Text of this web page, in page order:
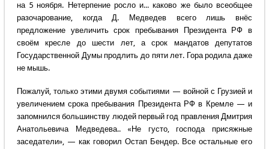
на 5 ноября. Нетерпение росло и... каково же было всеобщее
разочарование, когда Д. Медведев всего лишь внёс
предложение увеличить срок пребывания Президента РФ в
своём кресле до шести лет, а срок мандатов депутатов
Государственной Думы продлить до пяти лет. Гора родила даже
не мышь.
Пожалуй, только этими двумя событиями — войной с Грузией и
увеличением срока пребывания Президента РФ в Кремле — и
запомнился большинству людей первый год правления Дмитрия
Анатольевича Медведева.. «Не густо, господа присяжные
заседатели», — как говорил Остап Бендер. Все остальные его